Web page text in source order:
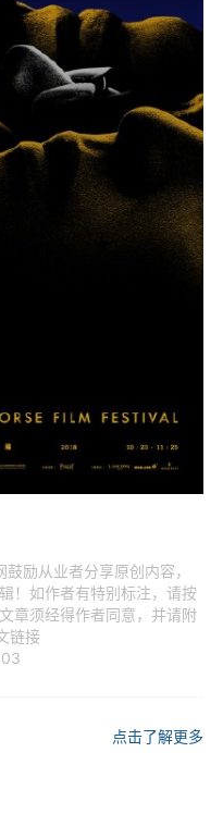
励从业者分享原创内容，
！如作者有特别标注，请按
章须经得作者同意，并请附
链接
点击了解更多